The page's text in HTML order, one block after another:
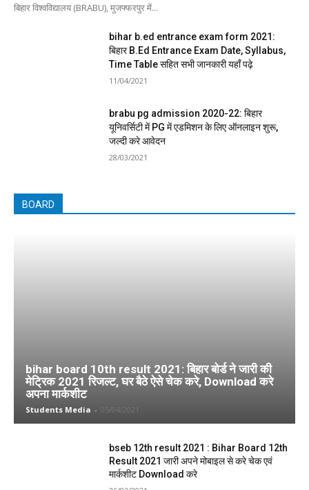
बिहार विश्वविद्यालय (BRABU), मुजफ्फरपुर में...
bihar b.ed entrance exam form 2021:
बिहार B.Ed Entrance Exam Date, Syllabus,
Time Table सहित सभी जानकारी यहाँ पढ़े
11/04/2021
brabu pg admission 2020-22: बिहार
यूनिवर्सिटी में PG में एडमिशन के लिए ऑनलाइन शुरू,
जल्दी करे आवेदन
28/03/2021
BOARD
bihar board 10th result 2021: बिहार बोर्ड ने जारी की
मेट्रिक 2021 रिजल्ट, घर बैठे ऐसे चेक करे, Download करे
अपना मार्कशीट
Students Media - 05/04/2021
bseb 12th result 2021 : Bihar Board 12th
Result 2021 जारी अपने मोबाइल से करे चेक एवं
मार्कशीट Download करे